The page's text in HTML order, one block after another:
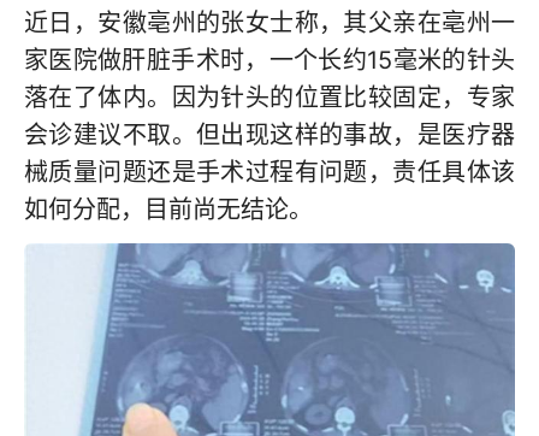
近日，安徽亳州的张女士称，其父亲在亳州一
家医院做肝脏手术时，一个长约15毫米的针头
落在了体内。因为针头的位置比较固定，专家
会诊建议不取。但出现这样的事故，是医疗器
械质量问题还是手术过程有问题，责任具体该
如何分配，目前尚无结论。